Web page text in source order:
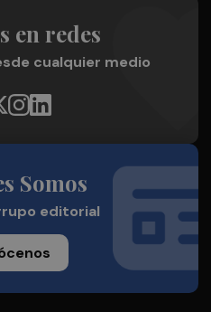
en redes
cualquier medio
Somos
editorial